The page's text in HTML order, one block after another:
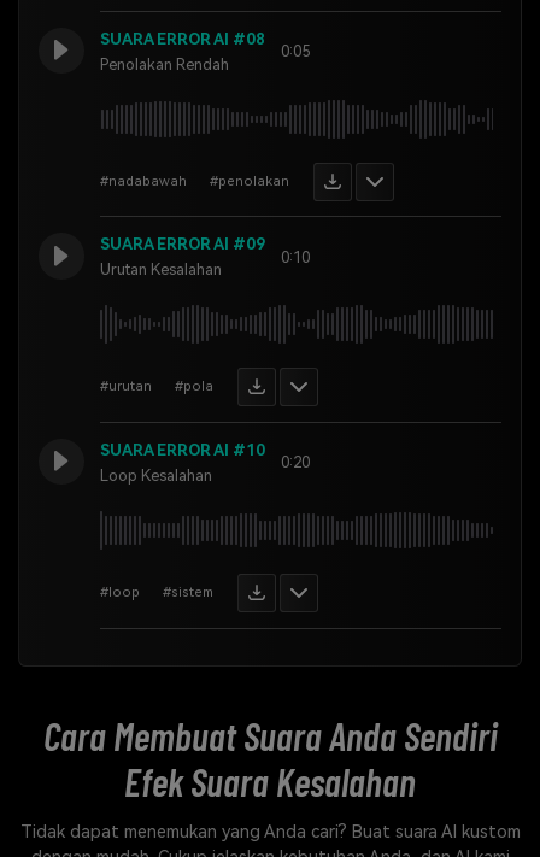
SUARA ERROR AI #08
Penolakan Rendah
0:05
#nadabawah #penolakan
SUARA ERROR AI #09
Urutan Kesalahan
0:10
#urutan #pola
SUARA ERROR AI #10
Loop Kesalahan
0:20
#loop #sistem
Cara Membuat Suara Anda Sendiri
Efek Suara Kesalahan
Tidak dapat menemukan yang Anda cari? Buat suara AI kustom